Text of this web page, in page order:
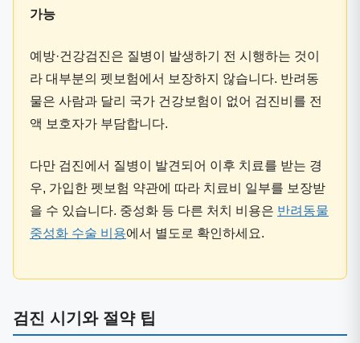
가능
예방·건강검진은 질병이 발생하기 전 시행하는 것이
라 대부분의 펫보험에서 보장하지 않습니다. 반려동
물은 사람과 달리 국가 건강보험이 없어 검진비를 전
액 보호자가 부담합니다.
다만 검진에서 질병이 발견되어 이후 치료를 받는 경
우, 가입한 펫보험 약관에 따라 치료비 일부를 보장받
을 수 있습니다. 중성화 등 다른 처치 비용은 반려동물
중성화 수술 비용에서 별도로 확인하세요.
검진 시기와 절약 팁